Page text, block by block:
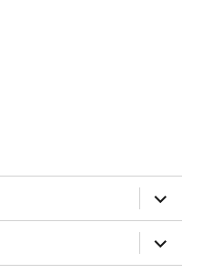
anzeigen
anzeigen